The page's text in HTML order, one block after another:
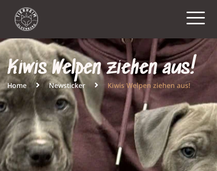
Kiwis Welpen ziehen aus!
Home Newsticker Kiwis Welpen ziehen aus!